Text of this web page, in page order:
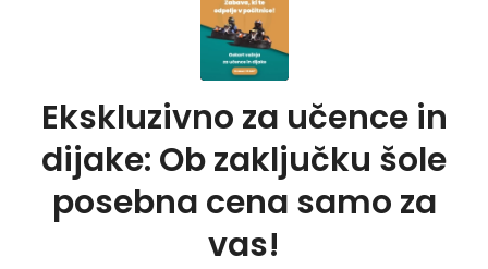
Ekskluzivno za učence in
dijake: Ob zaključku šole
posebna cena samo za
vas!